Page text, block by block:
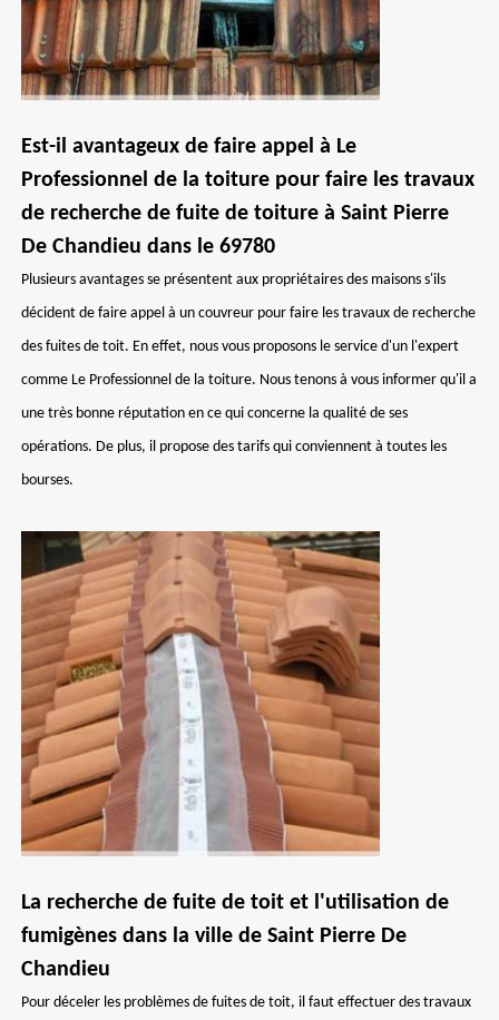
Est-il avantageux de faire appel à Le
Professionnel de la toiture pour faire les travaux
de recherche de fuite de toiture à Saint Pierre
De Chandieu dans le 69780
Plusieurs avantages se présentent aux propriétaires des maisons s'ils
décident de faire appel à un couvreur pour faire les travaux de recherche
des fuites de toit. En effet, nous vous proposons le service d'un l'expert
comme Le Professionnel de la toiture. Nous tenons à vous informer qu'il a
une très bonne réputation en ce qui concerne la qualité de ses
opérations. De plus, il propose des tarifs qui conviennent à toutes les
bourses.
La recherche de fuite de toit et l'utilisation de
fumigènes dans la ville de Saint Pierre De
Chandieu
Pour déceler les problèmes de fuites de toit, il faut effectuer des travaux